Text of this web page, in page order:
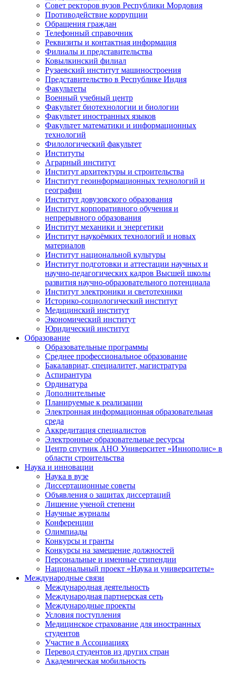
Совет ректоров вузов Республики Мордовия
Противодействие коррупции
Обращения граждан
Телефонный справочник
Реквизиты и контактная информация
Филиалы и представительства
Ковылкинский филиал
Рузаевский институт машиностроения
Представительство в Республике Индия
Факультеты
Военный учебный центр
Факультет биотехнологии и биологии
Факультет иностранных языков
Факультет математики и информационных
технологий
Филологический факультет
Институты
Аграрный институт
Институт архитектуры и строительства
Институт геоинформационных технологий и
географии
Институт довузовского образования
Институт корпоративного обучения и
непрерывного образования
Институт механики и энергетики
Институт наукоёмких технологий и новых
материалов
Институт национальной культуры
Институт подготовки и аттестации научных и
научно-педагогических кадров Высшей школы
развития научно-образовательного потенциала
Институт электроники и светотехники
Историко-социологический институт
Медицинский институт
Экономический институт
Юридический институт
Образование
Образовательные программы
Среднее профессиональное образование
Бакалавриат, специалитет, магистратура
Аспирантура
Ординатура
Дополнительные
Планируемые к реализации
Электронная информационная образовательная
среда
Аккредитация специалистов
Электронные образовательные ресурсы
Центр спутник АНО Университет «Иннополис» в
области строительства
Наука и инновации
Наука в вузе
Диссертационные советы
Объявления о защитах диссертаций
Лишение ученой степени
Научные журналы
Конференции
Олимпиады
Конкурсы и гранты
Конкурсы на замещение должностей
Персональные и именные стипендии
Национальный проект «Наука и университеты»
Международные связи
Международная деятельность
Международная партнерская сеть
Международные проекты
Условия поступления
Медицинское страхование для иностранных
студентов
Участие в Ассоциациях
Перевод студентов из других стран
Академическая мобильность